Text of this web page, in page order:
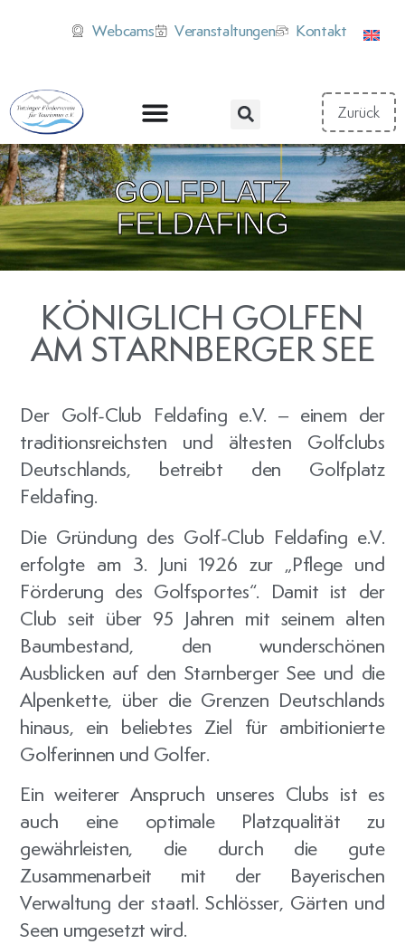
Webcams Veranstaltungen Kontakt
GOLFPLATZ
FELDAFING
KÖNIGLICH GOLFEN
AM STARNBERGER SEE
Der Golf-Club Feldafing e.V. – einem der
traditionsreichsten und ältesten Golfclubs
Deutschlands, betreibt den Golfplatz
Feldafing.
Die Gründung des Golf-Club Feldafing e.V.
erfolgte am 3. Juni 1926 zur „Pflege und
Förderung des Golfsportes“. Damit ist der
Club seit über 95 Jahren mit seinem alten
Baumbestand, den wunderschönen
Ausblicken auf den Starnberger See und die
Alpenkette, über die Grenzen Deutschlands
hinaus, ein beliebtes Ziel für ambitionierte
Golferinnen und Golfer.
Ein weiterer Anspruch unseres Clubs ist es
auch eine optimale Platzqualität zu
gewährleisten, die durch die gute
Zusammenarbeit mit der Bayerischen
Verwaltung der staatl. Schlösser, Gärten und
Seen umgesetzt wird.